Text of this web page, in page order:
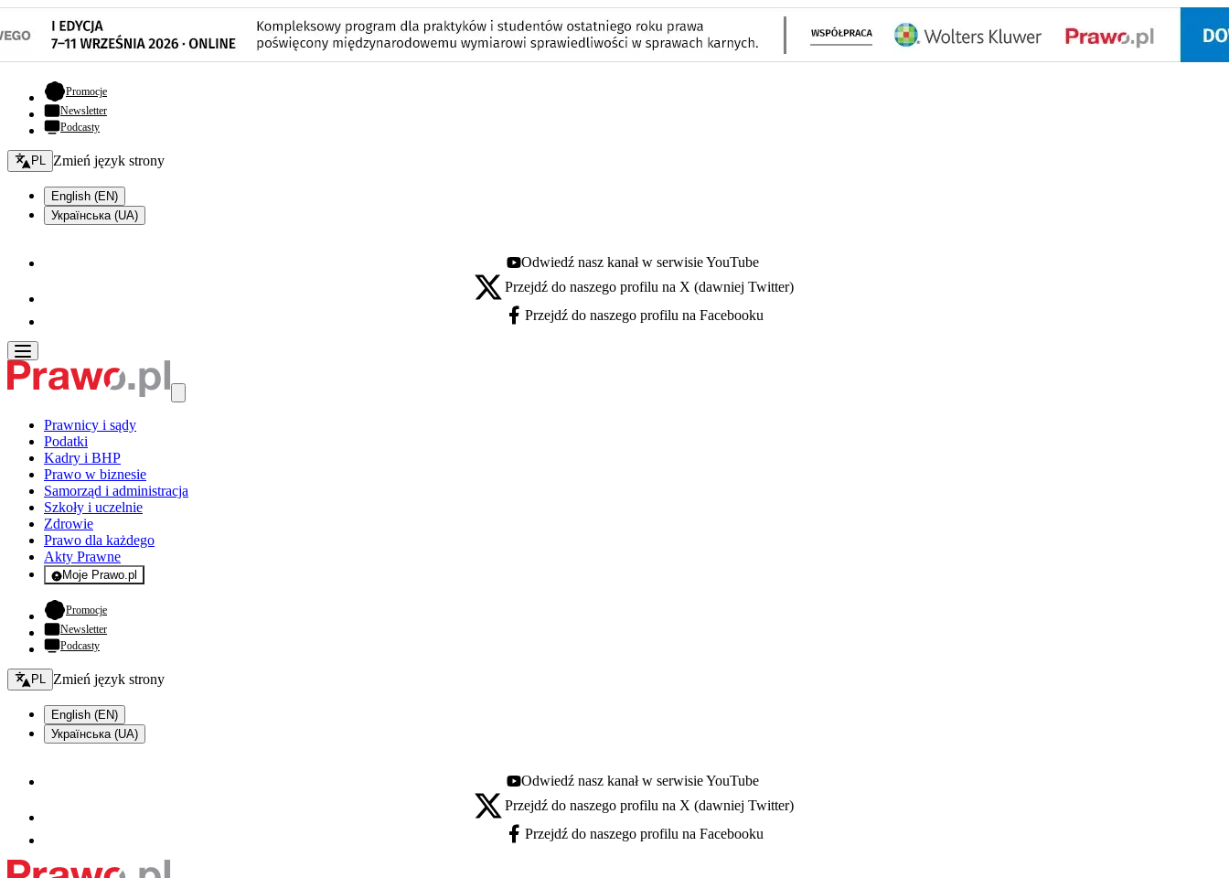
Promocje- otwiera się w nowej karcie
Newsletter
Podcasty
Zmień język - bieżący:
PL Zmień język strony
English (EN)
Українська (UA)
Youtube - otwiera się w nowej karcie
Odwiedź nasz kanał w serwisie YouTube
X - otwiera się w nowej karcie
Przejdź do naszego profilu na X (dawniej Twitter)
Facebook - otwiera się w nowej karcie
Przejdź do naszego profilu na Facebooku
Prawnicy i sądy
Podatki
Kadry i BHP
Prawo w biznesie
Samorząd i administracja
Szkoły i uczelnie
Zdrowie
Prawo dla każdego
Akty Prawne
Moje Prawo.pl
- rejestracja i logowanie do serwisu
Promocje- otwiera się w nowej karcie
Newsletter
Podcasty
Zmień język - bieżący:
PL Zmień język strony
English (EN)
Українська (UA)
Youtube - otwiera się w nowej karcie
Odwiedź nasz kanał w serwisie YouTube
X - otwiera się w nowej karcie
Przejdź do naszego profilu na X (dawniej Twitter)
Facebook - otwiera się w nowej karcie
Przejdź do naszego profilu na Facebooku